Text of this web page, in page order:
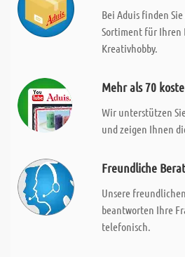
Bei Aduis finden
Sortiment für Ihren
Kreativhobby.
Mehr als 70
Wir unterstützen
und zeigen Ihnen
Freundliche
Unsere
beantworten Ihre
telefonisch.